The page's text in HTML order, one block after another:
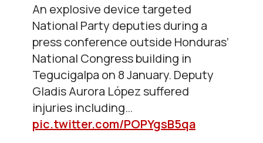
An explosive device targeted
National Party deputies during a
press conference outside Honduras’
National Congress building in
Tegucigalpa on 8 January. Deputy
Gladis Aurora López suffered
injuries including…
pic.twitter.com/POPYgsB5qa